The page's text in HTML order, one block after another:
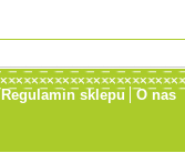
Regulamin sklepu O nas